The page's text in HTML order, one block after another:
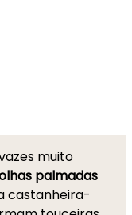
muito
palmadas
castanheira-